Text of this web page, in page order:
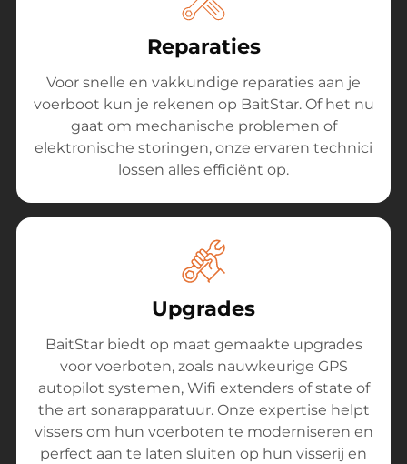
Reparaties
Voor snelle en vakkundige reparaties aan je
voerboot kun je rekenen op BaitStar. Of het nu
gaat om mechanische problemen of
elektronische storingen, onze ervaren technici
lossen alles efficiënt op.
Upgrades
BaitStar biedt op maat gemaakte upgrades
voor voerboten, zoals nauwkeurige GPS
autopilot systemen, Wifi extenders of state of
the art sonarapparatuur. Onze expertise helpt
vissers om hun voerboten te moderniseren en
perfect aan te laten sluiten op hun visserij en